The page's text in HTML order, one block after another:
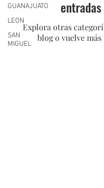
GUANAJUATO
LEON
SAN
MIGUEL
entradas
Explora otras
blog o vuelve más